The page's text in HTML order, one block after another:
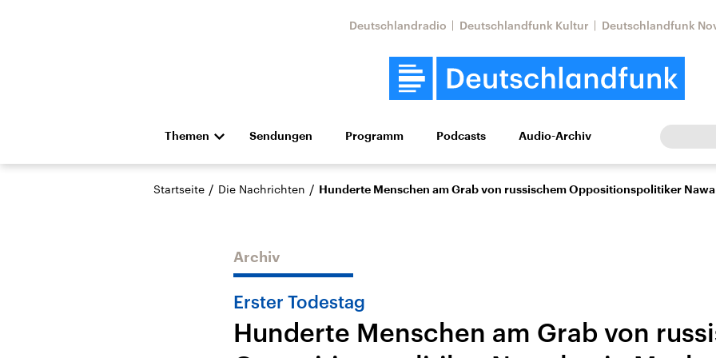
Deutschlandradio Deutschlandfunk Kultur Deutschlandfunk
Themen
Die Nachrichten Politik Wirtschaft Wissen Kultur Europa
Hörspiel und Feature Musik
Landtagswahl Sachsen-
USA
Nahostkonflikt
Iran
Sendungen Programm Podcasts Audio-Archiv
Startseite / Die Nachrichten / Hunderte Menschen am Grab von russischem Oppositionspolitiker
Archiv
Erster Todestag
Hunderte Menschen am Grab von